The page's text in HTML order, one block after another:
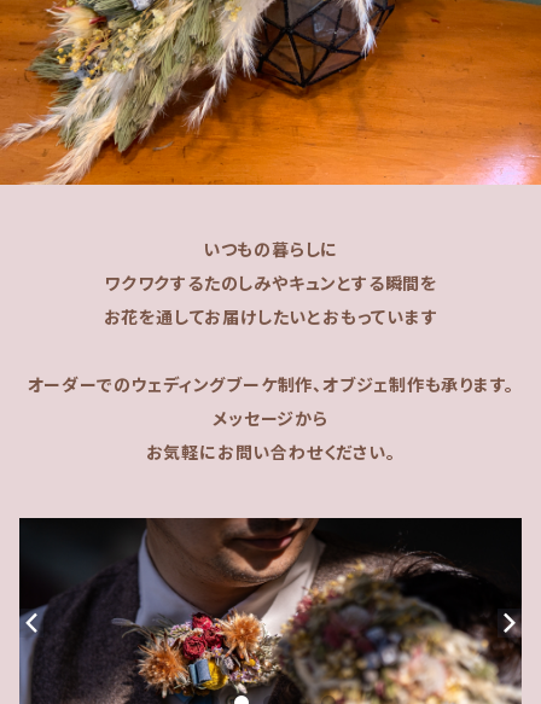
いつもの暮らしに
ワクワクするたのしみやキュンとする瞬間を
お花を通してお届けしたいとおもっています
オーダーでのウェディングブーケ制作、オブジェ制作も承ります。
メッセージから
お気軽にお問い合わせください。